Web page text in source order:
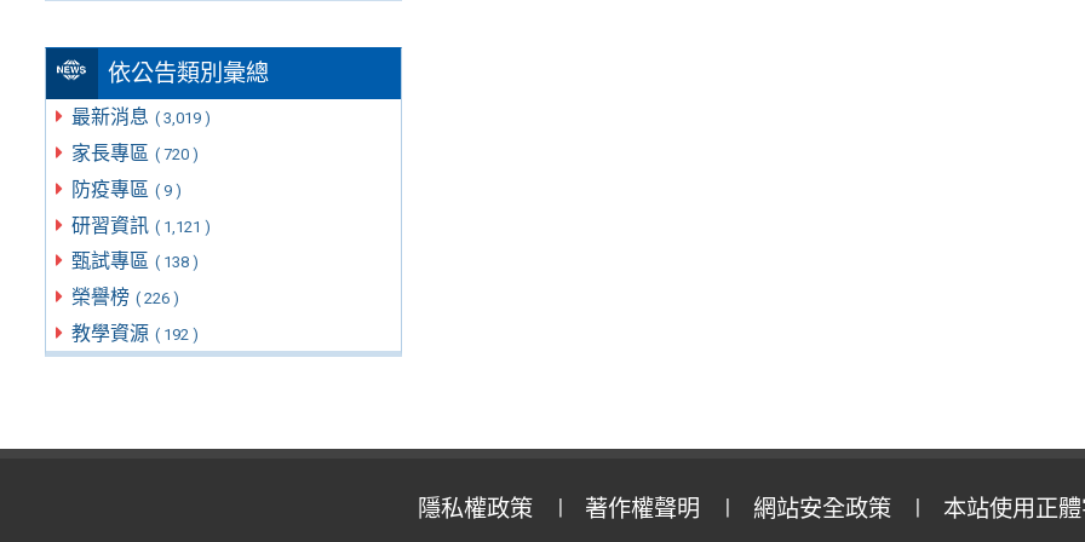
依公告類別彙總
最新消息 ( 3,019 )
家長專區 ( 720 )
防疫專區 ( 9 )
研習資訊 ( 1,121 )
甄試專區 ( 138 )
榮譽榜 ( 226 )
教學資源 ( 192 )
隱私權政策 著作權聲明 網站安全政策 本站使用正